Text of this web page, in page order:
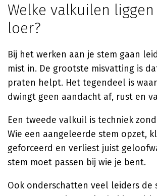
Welke valkuilen
loer?
Bij het werken aan je stem gaan
mist in. De grootste misvatting is
praten helpt. Het tegendeel is
dwingt geen aandacht af, rust en
Een tweede valkuil is techniek
Wie een aangeleerde stem opzet,
geforceerd en verliest juist
stem moet passen bij wie je bent.
Ook onderschatten veel leiders de